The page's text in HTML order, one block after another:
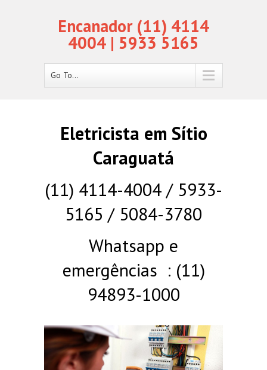
Encanador (11) 4114
4004 | 5933 5165
Go To...
Eletricista em Sítio
Caraguatá
(11) 4114-4004 / 5933-
5165 / 5084-3780
Whatsapp e
emergências : (11)
94893-1000